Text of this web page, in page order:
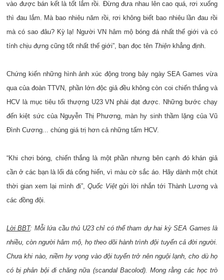
vào được bán kết là tốt lắm rồi. Đừng đưa nhau lên cao quá, rơi xuống
thì đau lắm. Mà bao nhiêu năm rồi, rơi không biết bao nhiêu lần đau rồi
mà có sao đâu? Kỳ lạ! Người VN hâm mộ bóng đá nhất thế giới và có
tính chịu đựng cũng tốt nhất thế giới”, bạn đọc tên Thiện khẳng định.
Chứng kiến những hình ảnh xúc động trong bảy ngày SEA Games vừa
qua của đoàn TTVN, phần lớn độc giả đều không còn coi chiến thắng và
HCV là mục tiêu tối thượng U23 VN phải đạt được. Những bước chạy
đến kiệt sức của Nguyễn Thị Phương, màn hy sinh thầm lặng của Vũ
Đình Cương... chúng giá trị hơn cả những tấm HCV.
“Khi chơi bóng, chiến thắng là một phần nhưng bên cạnh đó khán giả
cần ở các bạn là lối đá cống hiến, vì màu cờ sắc áo. Hãy dành một chút
thời gian xem lại mình đi”, Quốc Việtgửi lời nhắn tới Thành Lương và
các đồng đội.
Lời BBT: Mỗi lứa cầu thủ U23 chỉ có thể tham dự hai kỳ SEA Games là
nhiều, còn người hâm mộ, họ theo dõi hành trình đội tuyển cả đời người.
Chưa khi nào, niềm hy vọng vào đội tuyển trở nên nguội lạnh, cho dù họ
có bị phản bội đi chăng nữa (scandal Bacolod). Mong rằng các học trò